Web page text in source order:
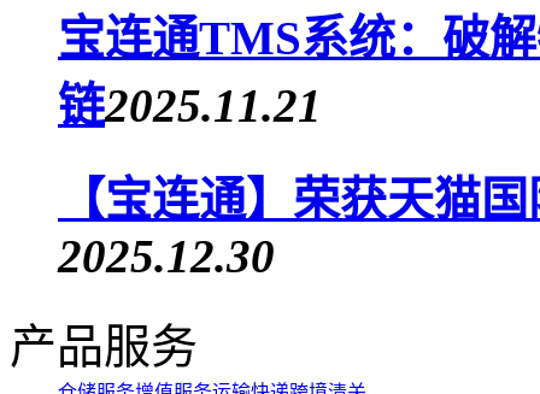
宝连通TMS系统：破
链2025.11.21
【宝连通】荣获天猫
2025.12.30
产品服务